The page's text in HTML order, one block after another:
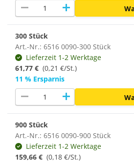
remove add
300 Stück
Art.-Nr.: 6516 0090-300 Stück
Lieferzeit 1-2 Werktage
61,77 € (0,21 €/St.)
11 % Ersparnis
remove add
900 Stück
Art.-Nr.: 6516 0090-900 Stück
Lieferzeit 1-2 Werktage
159,66 € (0,18 €/St.)